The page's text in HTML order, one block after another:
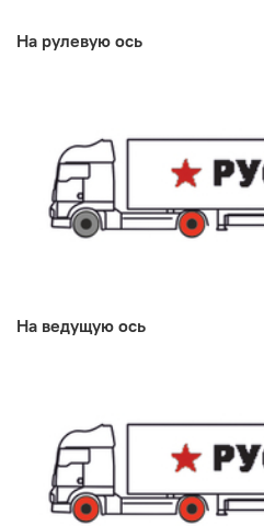
На рулевую ось
На ведущую ось